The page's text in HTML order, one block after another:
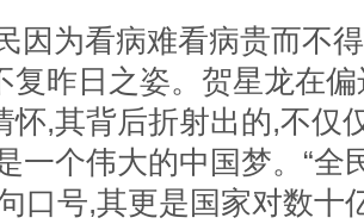
因为看病难看病贵而不
复昨日之姿。贺星龙在
怀,其背后折射出的,不仅
一个伟大的中国梦。“全
口号,其更是国家对数十